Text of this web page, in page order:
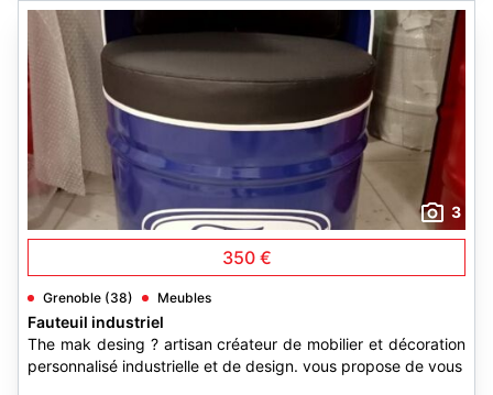
3
350 €
Grenoble (38) Meubles
Fauteuil industriel
The mak desing ? artisan créateur de mobilier et décoration
personnalisé industrielle et de design. vous propose de vous